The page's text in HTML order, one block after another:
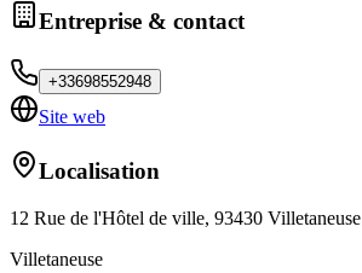
Entreprise & contact
+33698552948
Site web
Localisation
12 Rue de l'Hôtel de ville, 93430 Villetaneuse
Villetaneuse